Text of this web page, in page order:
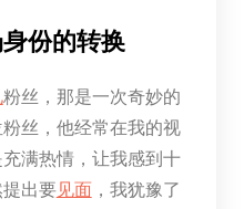
份的转换
粉丝，那是一次奇妙的
丝，他经常在我的视
满热情，让我感到十
出要见面，我犹豫了